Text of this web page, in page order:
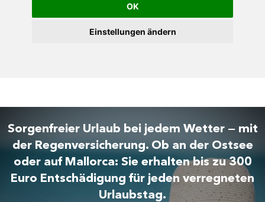
OK
Einstellungen ändern
Sorgenfreier Urlaub bei jedem Wetter — mit
der Regenversicherung. Ob an der Ostsee
oder auf Mallorca: Sie erhalten bis zu 300
Euro Entschädigung für jeden verregneten
Urlaubstag.